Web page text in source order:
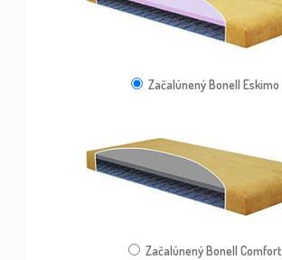
Začalúnený Bonell Eskimo
Začalúnený Bonell Comfort